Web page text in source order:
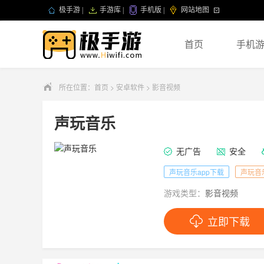
极手游 手游库 手机版 网站地图
首页 手机
所在位置： 首页 > 安卓软件 > 影音视频
声玩音乐
无广告 安全
声玩音乐app下载 声玩音
游戏类型： 影音视频
立即下载